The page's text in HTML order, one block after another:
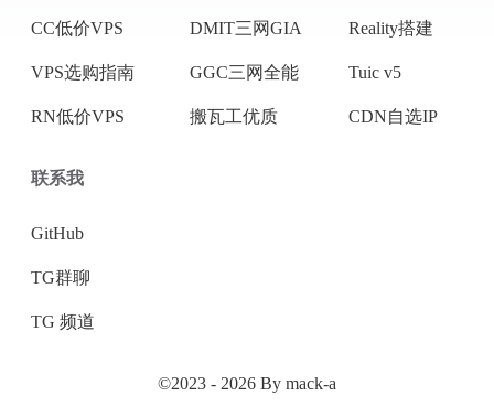
CC低价VPS
VPS选购指南
RN低价VPS
DMIT三网GIA
GGC三网全能
搬瓦工优质
Reality搭建
Tuic v5
CDN自选IP
联系我
GitHub
TG群聊
TG 频道
©2023 - 2026 By mack-a